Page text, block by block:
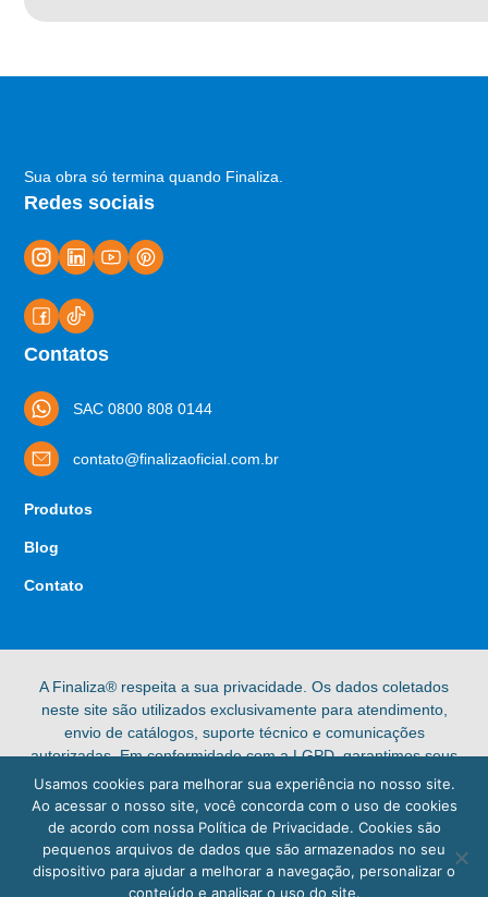
Sua obra só termina quando Finaliza.
Redes sociais
Contatos
SAC 0800 808 0144
contato@finalizaoficial.com.br
Produtos
Blog
Contato
A Finaliza® respeita a sua privacidade. Os dados coletados
neste site são utilizados exclusivamente para atendimento,
envio de catálogos, suporte técnico e comunicações
autorizadas. Em conformidade com a LGPD, garantimos seus
direitos de acesso, retificação e exclusão de dados pessoais.
Confira nossa [Política de Privacidade] completa para mais
informações.
© 2025 Finaliza®. Todos os direitos reservados.
Usamos cookies para melhorar sua experiência no nosso site.
Ao acessar o nosso site, você concorda com o uso de cookies
de acordo com nossa Política de Privacidade. Cookies são
pequenos arquivos de dados que são armazenados no seu
dispositivo para ajudar a melhorar a navegação, personalizar o
conteúdo e analisar o uso do site.